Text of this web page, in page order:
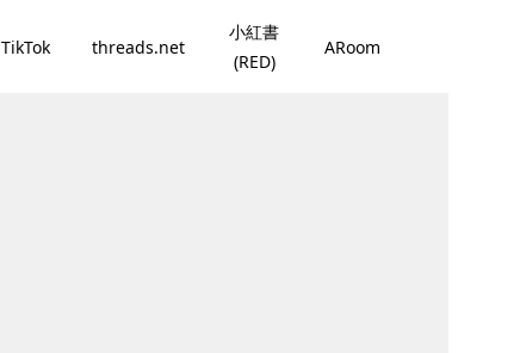
TikTok threads.net
小紅書
(RED)
ARoom